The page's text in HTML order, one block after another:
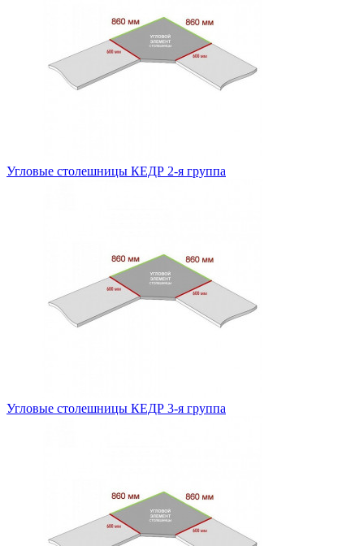
Угловые столешницы КЕДР 2-я группа
Угловые столешницы КЕДР 3-я группа